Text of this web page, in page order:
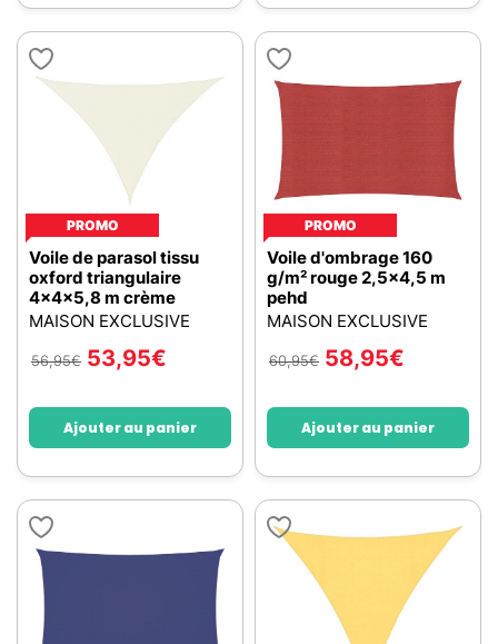
PROMO
Voile de parasol tissu
oxford triangulaire
4x4x5,8 m crème
MAISON EXCLUSIVE
56,95€ 53,95€
Ajouter au panier
PROMO
Voile d'ombrage 160
g/m² rouge 2,5x4,5 m
pehd
MAISON EXCLUSIVE
60,95€ 58,95€
Ajouter au panier